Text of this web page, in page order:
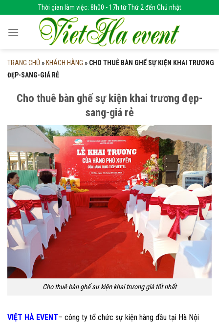
to
content
Thời gian làm việc: 8h00 - 17h từ Thứ 2 đến Chủ nhật
TRANG CHỦ » KHÁCH HÀNG » CHO THUÊ BÀN GHẾ SỰ KIỆN KHAI TRƯƠNG
ĐẸP-SANG-GIÁ RẺ
Cho thuê bàn ghế sự kiện khai trương đẹp-
sang-giá rẻ
Cho thuê bàn ghế sư kiện khai trương giá tốt nhất
VIỆT HÀ EVENT– công ty tổ chức sự kiện hàng đầu tại Hà Nội